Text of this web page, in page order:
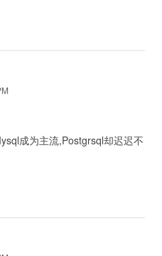
成为主流,Postgrsql却迟迟不